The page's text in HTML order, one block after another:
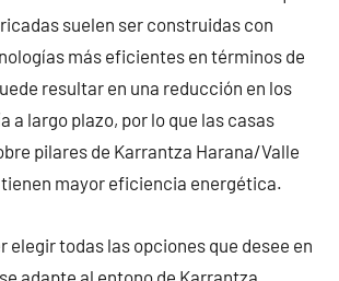
suelen ser construidas con
más eficientes en términos de
resultar en una reducción en los
a largo plazo, por lo que las casas
pilares de Karrantza Harana/Valle
tienen mayor eficiencia energética.
elegir todas las opciones que desee en